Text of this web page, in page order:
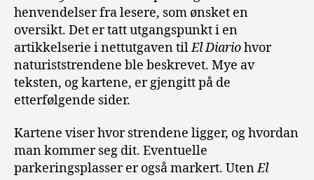
henvendelser fra lesere, som ønsket en
oversikt. Det er tatt utgangspunkt i en
artikkelserie i nettutgaven tilEl Diariohvor
naturiststrendene ble beskrevet. Mye av
teksten, og kartene, er gjengitt på de
etterfølgende sider.
Kartene viser hvor strendene ligger, og hvordan
man kommer seg dit. Eventuelle
parkeringsplasser er også markert. UtenEl